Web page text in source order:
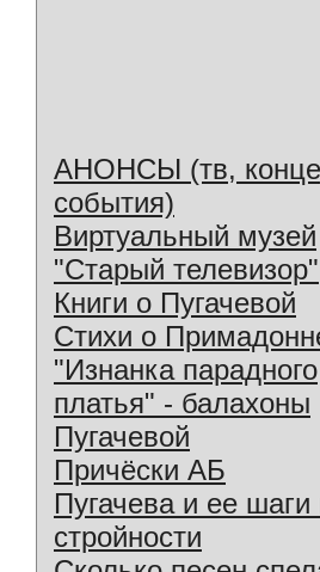
АНОНСЫ (тв,
события)
Виртуальный музей
"Старый телевизор"
Книги о Пугачевой
Стихи о
"Изнанка парадного
платья" - балахоны
Пугачевой
Причёски АБ
Пугачева и ее шаги
стройности